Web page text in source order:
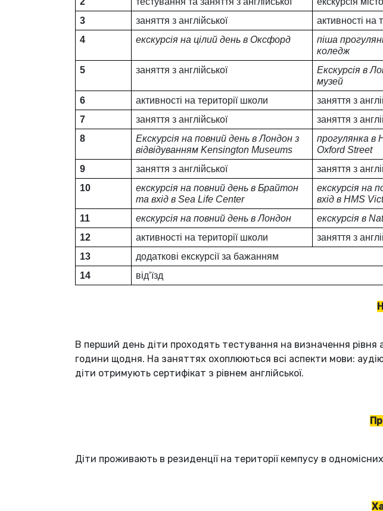
3
заняття з англійської активності на
4
екскурсія на цілий день в Оксфорд
піша
коледж
5 заняття з англійської
Екскурсія в
музей
6 активності на території школи заняття з
7
заняття з англійської заняття з
8
Екскурсія на повний день в Лондон з
відвідуванням Kensington Museums
прогулянка в
Oxford Street
9 заняття з англійської заняття з
10
екскурсія на повний день в Брайтон
та вхід в Sea Life Center
екскурсія на
вхід в HMS
11 екскурсія на повний день в Лондон екскурсія в
12
активності на території школи заняття з
13
додаткові екскурсії за бажанням
14
від’їзд
В перший день діти проходять тестування на визначення рівня
години щодня. На заняттях охоплюються всі аспекти мови:
діти отримують сертифікат з рівнем англійської.
Діти проживають в резиденції на території кемпусу в